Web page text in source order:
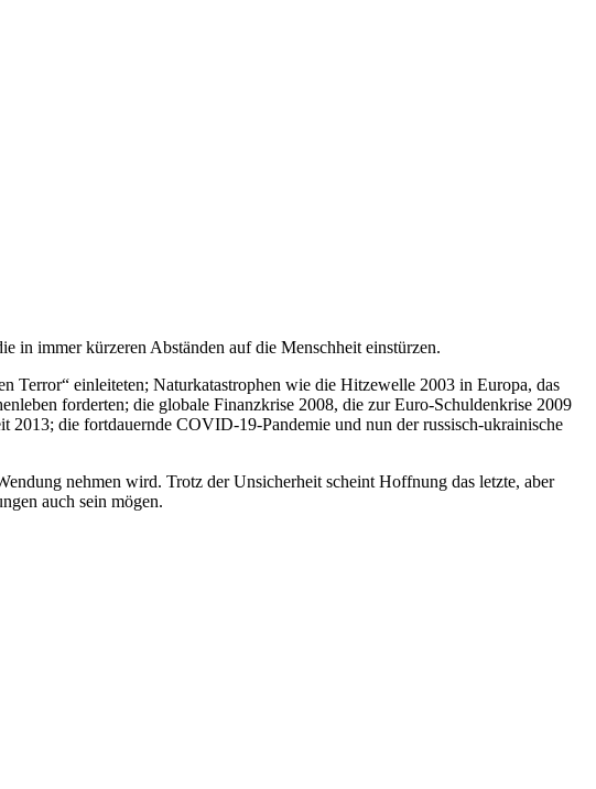
in immer kürzeren Abständen auf die Menschheit einstürzen.
Terror“ einleiteten; Naturkatastrophen wie die Hitzewelle 2003 in Europa, das
forderten; die globale Finanzkrise 2008, die zur Euro-Schuldenkrise 2009
2013; die fortdauernde COVID-19-Pandemie und nun der russisch-ukrainische
nehmen wird. Trotz der Unsicherheit scheint Hoffnung das letzte, aber
auch sein mögen.